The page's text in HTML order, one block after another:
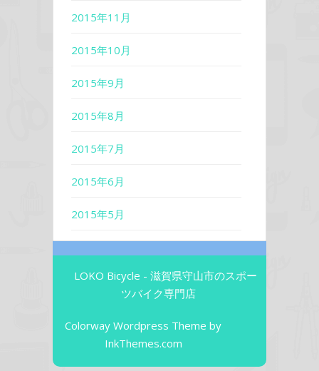
2015年11月
2015年10月
2015年9月
2015年8月
2015年7月
2015年6月
2015年5月
LOKO Bicycle - 滋賀県守山市のスポー
ツバイク専門店
Colorway Wordpress Theme by
InkThemes.com